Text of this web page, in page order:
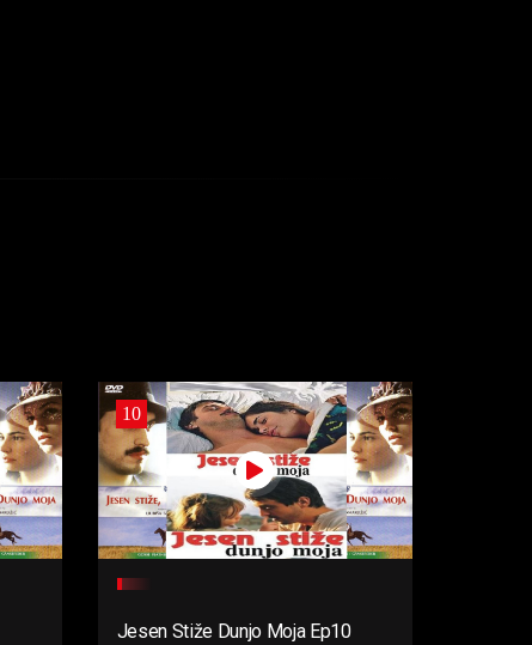
10
Jesen Stiže Dunjo Moja Ep10